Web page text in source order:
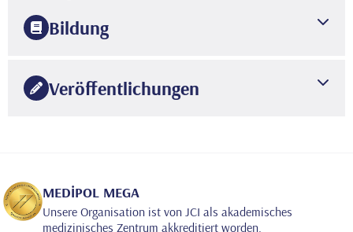
Bildung
Universität Istanbul
Fakultät für Medizin
2001 Veröffentlichungen
•Progressive motor syndrome in a welder with pallidal T1
hyperintensity on MRI: A two- year follow-up.
•Mov Disord 2006; 21: 2197- 2200
MEDİPOL MEGA
Unsere Organisation ist von JCI als akademisches
medizinisches Zentrum akkreditiert worden.